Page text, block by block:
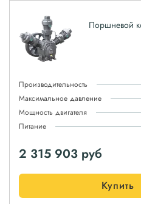
Поршневой
Производительность
Максимальное давление
Мощность двигателя
Питание
2 315 903 руб
Купить